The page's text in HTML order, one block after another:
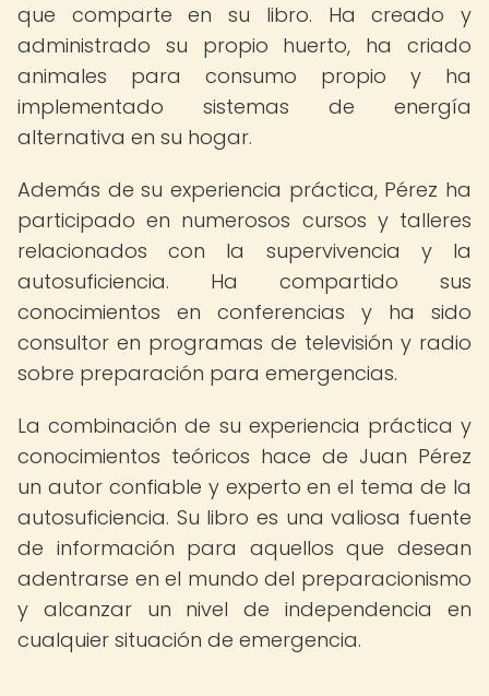
que comparte en su libro. Ha creado y
administrado su propio huerto, ha criado
animales para consumo propio y ha
implementado sistemas de energía
alternativa en su hogar.
Además de su experiencia práctica, Pérez ha
participado en numerosos cursos y talleres
relacionados con la supervivencia y la
autosuficiencia. Ha compartido sus
conocimientos en conferencias y ha sido
consultor en programas de televisión y radio
sobre preparación para emergencias.
La combinación de su experiencia práctica y
conocimientos teóricos hace de Juan Pérez
un autor confiable y experto en el tema de la
autosuficiencia. Su libro es una valiosa fuente
de información para aquellos que desean
adentrarse en el mundo del preparacionismo
y alcanzar un nivel de independencia en
cualquier situación de emergencia.